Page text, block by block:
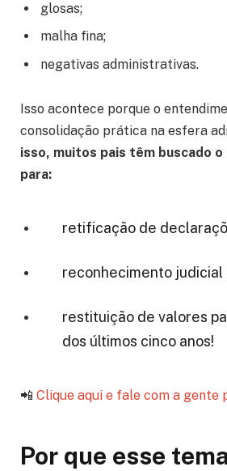
glosas;
malha fina;
negativas administrativas.
Isso acontece porque o
consolidação prática na esfera
isso, muitos pais têm buscado
para:
retificação de
reconhecimento judicial
restituição de valores
dos últimos cinco anos!
📲 Clique aqui e fale com a gente
Por que esse